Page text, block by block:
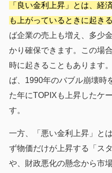
「良い金利上昇」とは、経
も上がっているときに起き
ば企業の売上も増え、多少
かり確保できます。この場
時に起きることもあります
ば、1990年のバブル崩壊時
た年にTOPIXも上昇したケ
す。
一方、「悪い金利上昇」と
ず物価だけが上昇する「ス
や、財政悪化の懸念から市